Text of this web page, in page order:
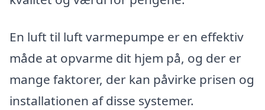
En luft til luft varmepumpe er en effektiv
måde at opvarme dit hjem på, og der er
mange faktorer, der kan påvirke prisen og
installationen af disse systemer.